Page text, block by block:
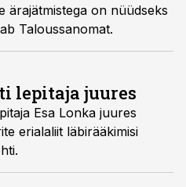
ärajätmistega on nüüdseks
Taloussanomat.
lepitaja juures
Esa Lonka juures
erialaliit läbirääkimisi